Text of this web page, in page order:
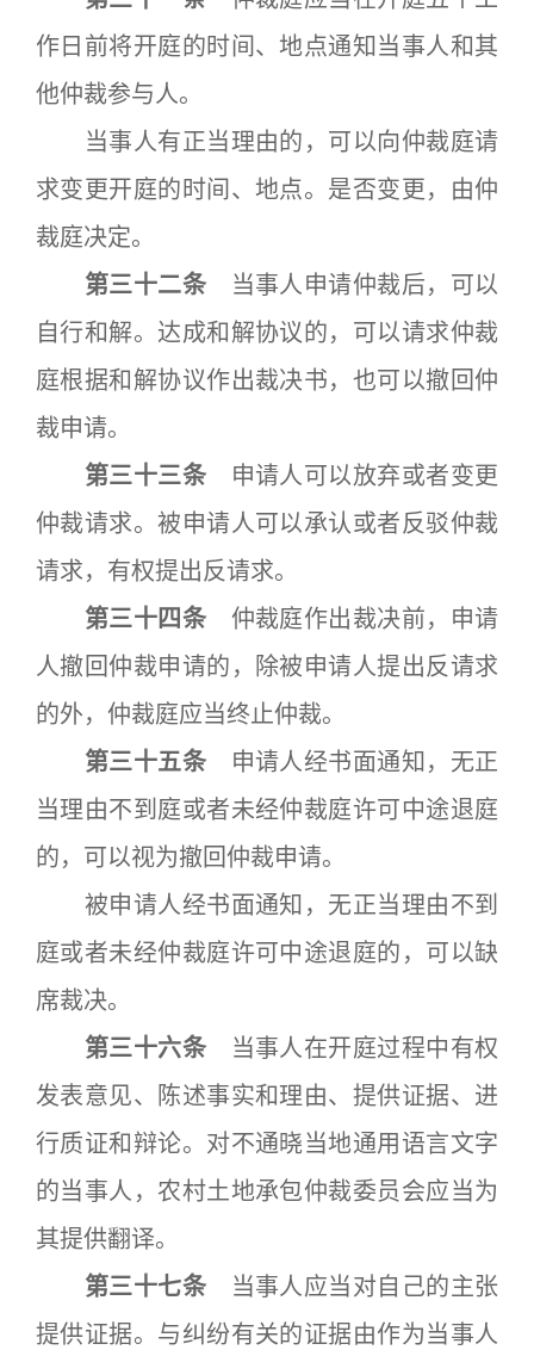
作日前将开庭的时间、地点通知当事人和其
他仲裁参与人。
当事人有正当理由的，可以向仲裁庭请
求变更开庭的时间、地点。是否变更，由仲
裁庭决定。
第三十二条 当事人申请仲裁后，可以
自行和解。达成和解协议的，可以请求仲裁
庭根据和解协议作出裁决书，也可以撤回仲
裁申请。
第三十三条 申请人可以放弃或者变更
仲裁请求。被申请人可以承认或者反驳仲裁
请求，有权提出反请求。
第三十四条 仲裁庭作出裁决前，申请
人撤回仲裁申请的，除被申请人提出反请求
的外，仲裁庭应当终止仲裁。
第三十五条 申请人经书面通知，无正
当理由不到庭或者未经仲裁庭许可中途退庭
的，可以视为撤回仲裁申请。
被申请人经书面通知，无正当理由不到
庭或者未经仲裁庭许可中途退庭的，可以缺
席裁决。
第三十六条 当事人在开庭过程中有权
发表意见、陈述事实和理由、提供证据、进
行质证和辩论。对不通晓当地通用语言文字
的当事人，农村土地承包仲裁委员会应当为
其提供翻译。
第三十七条 当事人应当对自己的主张
提供证据。与纠纷有关的证据由作为当事人